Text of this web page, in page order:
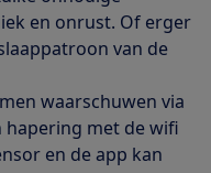
en onrust. Of erger
van de
waarschuwen via
hapering met de wifi
en de app kan